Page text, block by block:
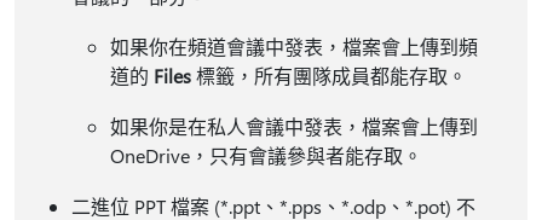
如果你在頻道會議中發表，檔案會上傳到頻
道的 Files標籤，所有團隊成員都能存取。
如果你是在私人會議中發表，檔案會上傳到
OneDrive，只有會議參與者能存取。
二進位 PPT 檔案 (*.ppt、*.pps、*.odp、*.pot) 不